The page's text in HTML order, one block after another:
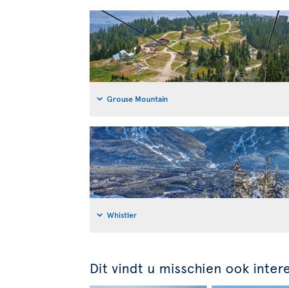
Grouse Mountain
Whistler
Dit vindt u misschien ook